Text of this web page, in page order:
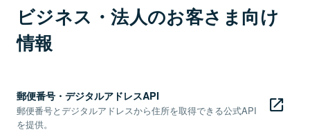
ビジネス・法人のお客さま向け
情報
郵便番号・デジタルアドレスAPI
郵便番号とデジタルアドレスから住所を取得できる公式API
を提供。